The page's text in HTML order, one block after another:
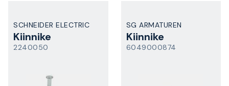
SCHNEIDER ELECTRIC
Kiinnike
2240050
SG ARMATUREN
Kiinnike
6049000874